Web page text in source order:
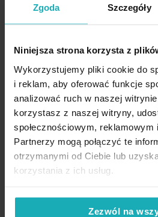
Zgoda Szczegóły
Niniejsza strona korzysta z
Wykorzystujemy pliki cookie do
i reklam, aby oferować funkcje
analizować ruch w naszej
korzystasz z naszej witryny,
społecznościowym, reklamowym
Partnerzy mogą połączyć te
otrzymanymi od Ciebie lub
korzystania z ich usług.
Zezwól na
Średnica zew. przelotki
Rodzaj tkaniny
Wzór
Gramatura materiału
200
Jednostka miary
szt.
Skład materiałowy
Tolerancja rozmiaru
Wymiary: 140x250 cm
Kolor:pudrowy
Skład: 100% poliester
Gramatura tkaniny: 180 gsm
Rodzaj zawieszenia:metalowe
Zewnętrzna średnica przelotki: 6
Wewnętrzna średnica przelotki:
Temperatura prania: 30°C
Eurofirany
Opinie
Na podstawie 1226 opinii.